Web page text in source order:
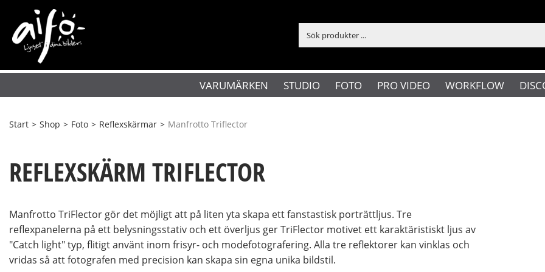
VARUMÄRKEN STUDIO FOTO PRO VIDEO WORKFLOW
Start > Shop > Foto > Reflexskärmar > Manfrotto Triflector
REFLEXSKÄRM TRIFLECTOR
Manfrotto TriFlector gör det möjligt att på liten yta skapa ett fanstastisk porträttljus. Tre
reflexpanelerna på ett belysningsstativ och ett överljus ger TriFlector motivet ett karaktäristiskt ljus av
"Catch light" typ, flitigt använt inom frisyr- och modefotografering. Alla tre reflektorer kan vinklas och
vridas så att fotografen med precision kan skapa sin egna unika bildstil.